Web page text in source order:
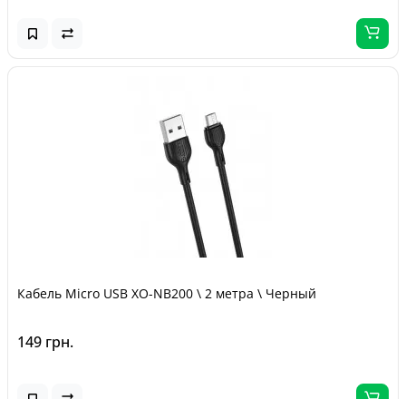
Кабель Micro USB XO-NB200 \ 2 метра \ Черный
149 грн.